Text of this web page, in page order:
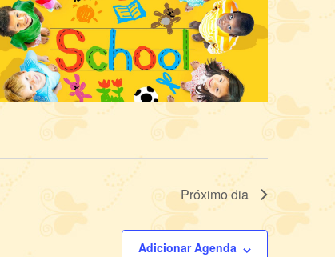
Próximo dia
Adicionar Agenda